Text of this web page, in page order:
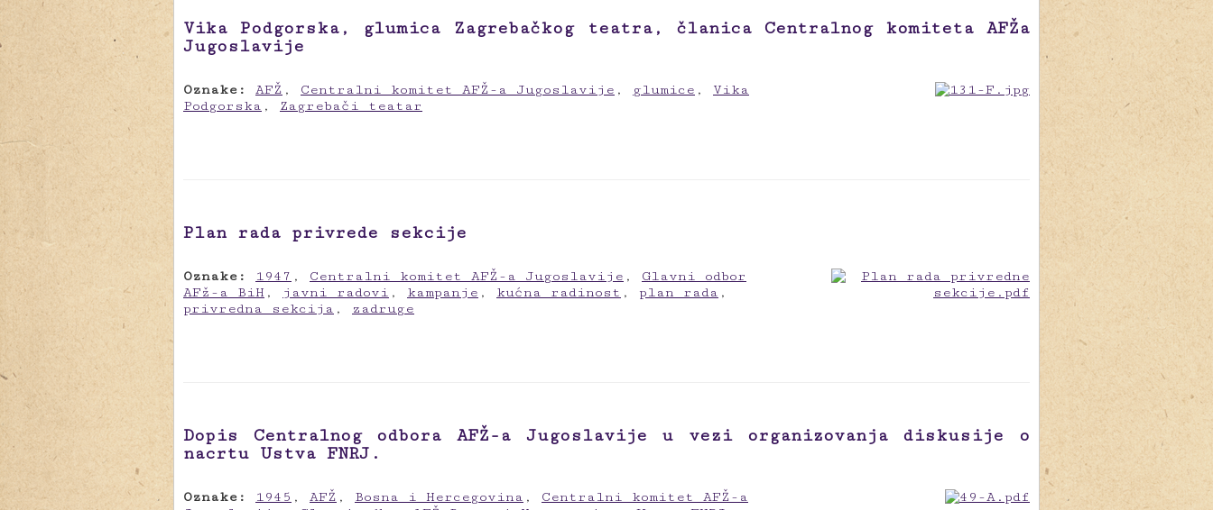
Vika Podgorska, glumica Zagrebačkog teatra, članica Centralnog komiteta AFŽa
Jugoslavije
Oznake: AFŽ , Centralni komitet AFŽ-a Jugoslavije , glumice , Vika
Podgorska , Zagrebači teatar
Plan rada privrede sekcije
Oznake: 1947 , Centralni komitet AFŽ-a Jugoslavije , Glavni odbor
AFž-a BiH , javni radovi , kampanje , kućna radinost , plan rada ,
privredna sekcija , zadruge
Dopis Centralnog odbora AFŽ-a Jugoslavije u vezi organizovanja diskusije o
nacrtu Ustva FNRJ.
Oznake: 1945 , AFŽ , Bosna i Hercegovina , Centralni komitet AFŽ-a